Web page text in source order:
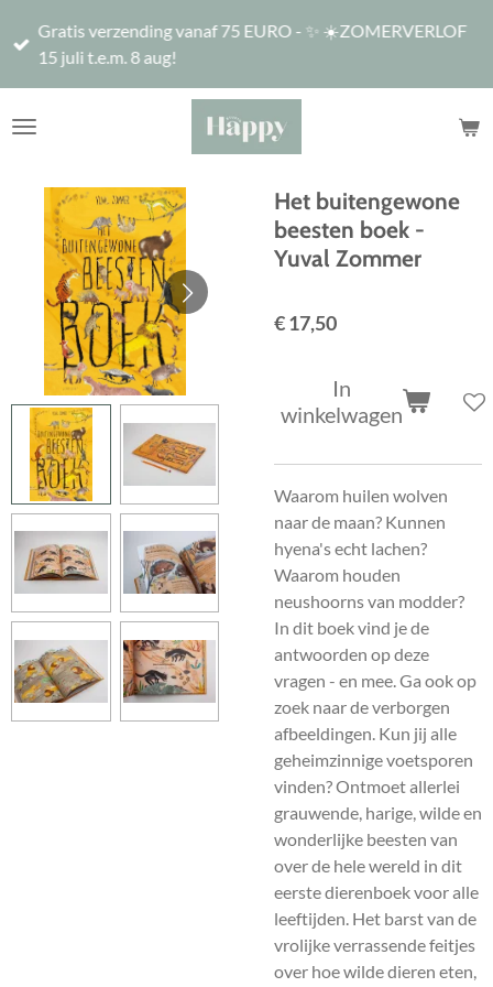
direct
hoofdinhoud
Gratis verzending vanaf 75 EURO - ✨ ☀️ZOMERVERLOF
15 juli t.e.m. 8 aug!
Het buitengewone
beesten boek -
Yuval Zommer
€ 17,50
In
winkelwagen
Waarom huilen wolven
naar de maan? Kunnen
hyena's echt lachen?
Waarom houden
neushoorns van modder?
In dit boek vind je de
antwoorden op deze
vragen - en mee. Ga ook op
zoek naar de verborgen
afbeeldingen. Kun jij alle
geheimzinnige voetsporen
vinden? Ontmoet allerlei
grauwende, harige, wilde en
wonderlijke beesten van
over de hele wereld in dit
eerste dierenboek voor alle
leeftijden. Het barst van de
vrolijke verrassende feitjes
over hoe wilde dieren eten,